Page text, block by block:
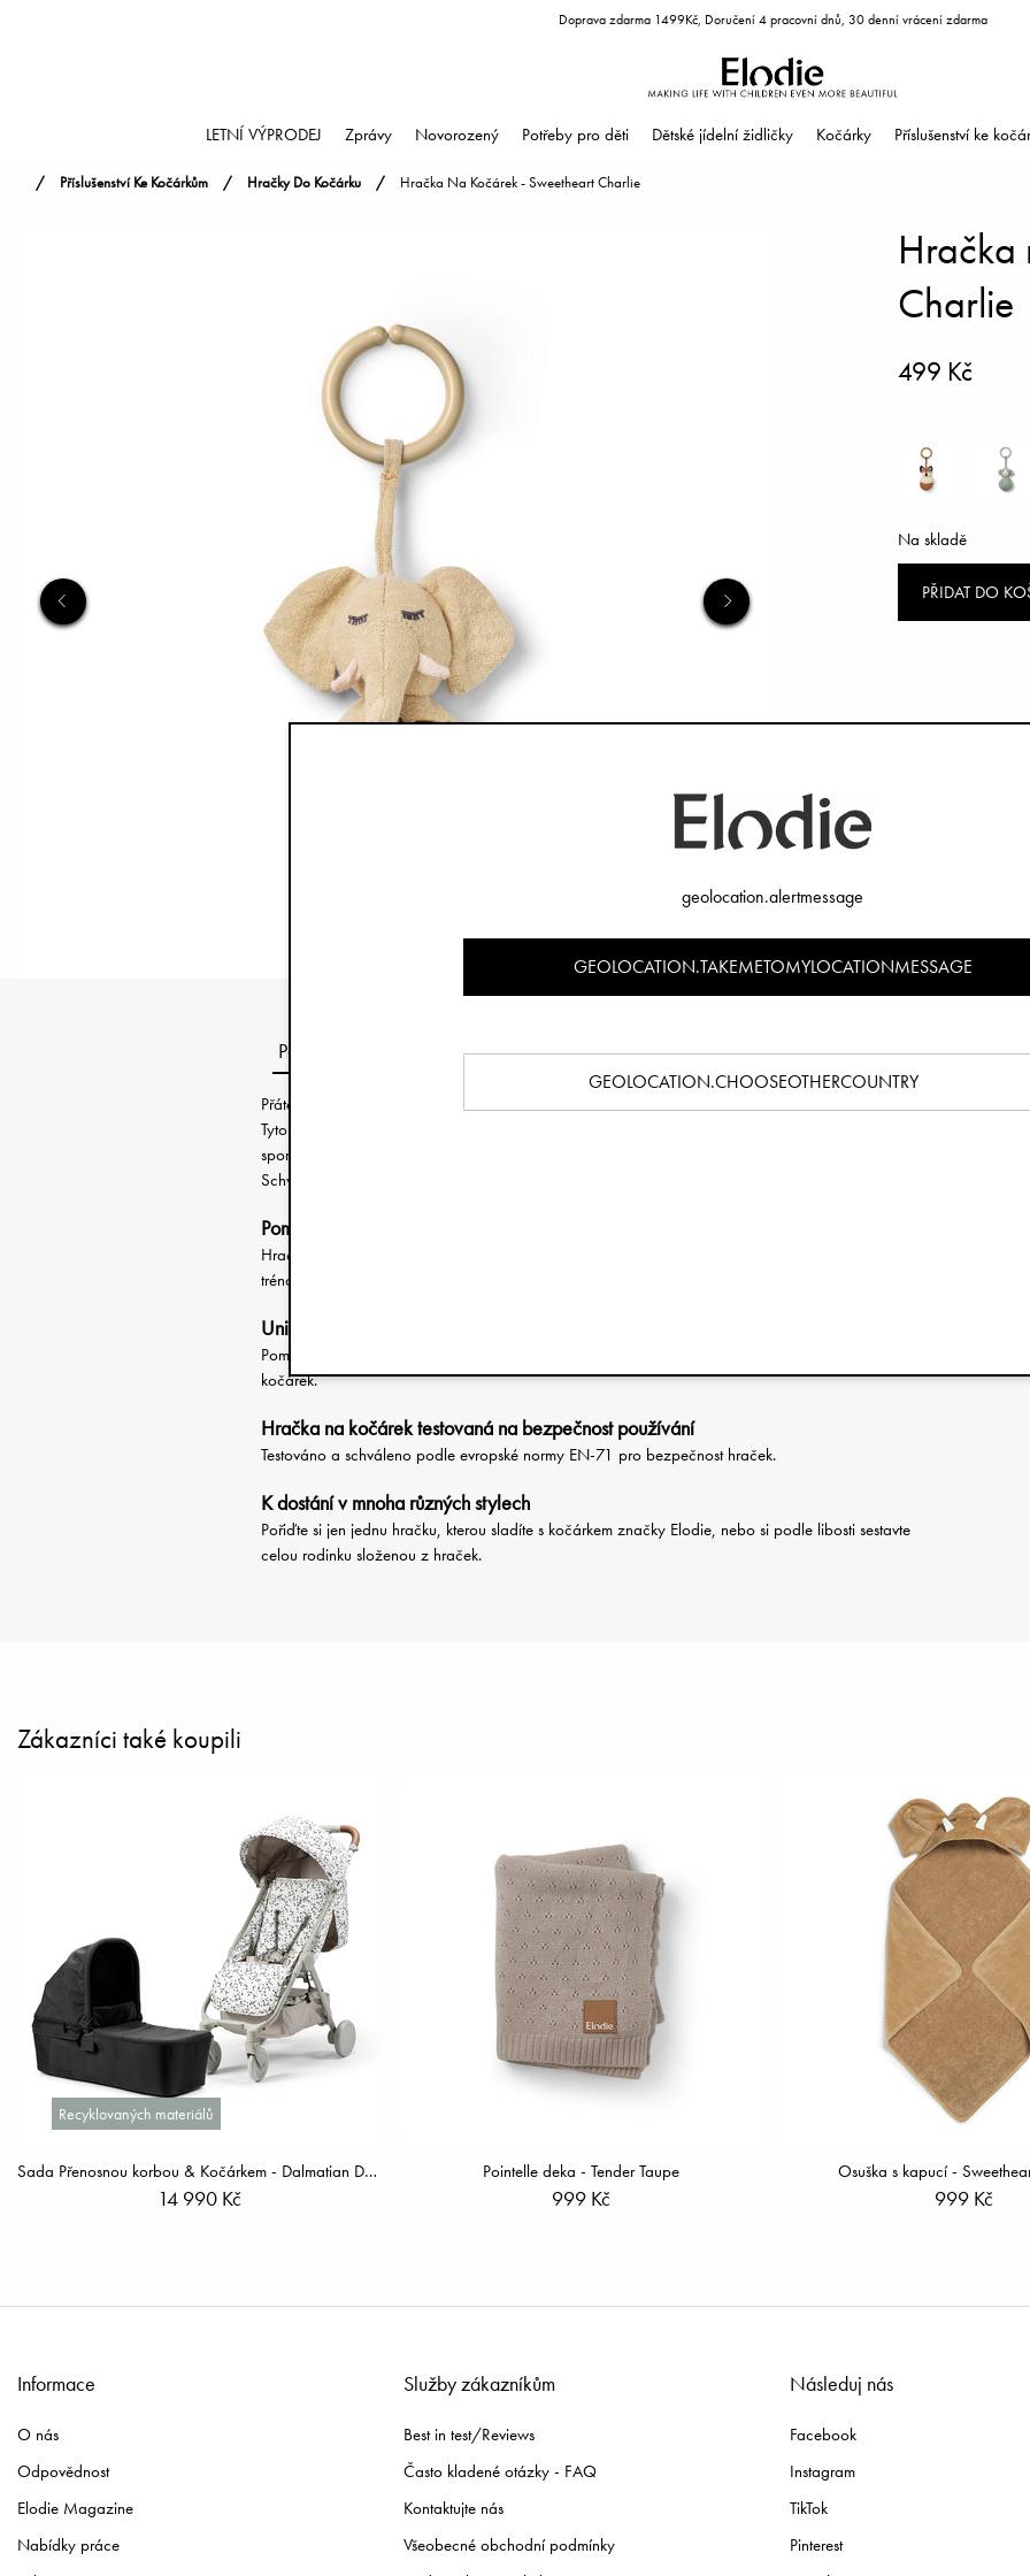
Doprava zdarma 1499Kč, Doručení 4 pracovní dnů, 30 denní vrácení zdarma
LETNÍ VÝPRODEJ Zprávy Novorozený Potřeby pro děti Dětské jídelní židličky Kočárky Příslušenství ke
Příslušenství Ke Kočárkům Hračky Do Kočárku Hračka Na Kočárek - Sweetheart Charlie
Hračka
Charlie
499 Kč
Na skladě
PŘIDAT DO
Popis Specifikace
Přátelská tvář, kterou vaše dítě pozná a která ho uklidní a zabaví kdekoli na cestách.
Tyto měkké a roztomilé hračky na kočárek lze připevnit k boudičce jakéhokoli klasického nebo
sportovního kočárku, k madlu, nebo dokonce k dětské hrací podložce nebo k autosedačce.
Schváleno podle evropské normy EN-71 pro bezpečnost hraček.
Pomáhá rozvíjet koordinaci pohybů rukou s očima
Hračka na kočárek je skvělá k tomu, aby se dítě během jízdy v kočárku mohlo něco naučit a aby se
trénovalo v sahání na předměty a jejich uchopování.
Univerzální velikost
Pomocí rozšiřitelného, samozavíracího upevňovacího kroužku lze hračku připevnit kamkoli na
kočárek.
Hračka na kočárek testovaná na bezpečnost používání
Testováno a schváleno podle evropské normy EN-71 pro bezpečnost hraček.
K dostání v mnoha různých stylech
Pořiďte si jen jednu hračku, kterou sladíte s kočárkem značky Elodie, nebo si podle libosti sestavte
celou rodinku složenou z hraček.
Zákazníci také koupili
Recyklovaných materiálů
Sada Přenosnou korbou & Kočárkem - Dalmatian Dots
14 990 Kč
Pointelle deka - Tender Taupe
999 Kč
Osuška s kapucí -
999 Kč
Informace
O nás
Odpovědnost
Elodie Magazine
Nabídky práce
Služby zákazníkům
Best in test/Reviews
Často kladené otázky - FAQ
Kontaktujte nás
Všeobecné obchodní podmínky
Následuj nás
Facebook
Instagram
TikTok
Pinterest
geolocation.alertmessage
GEOLOCATION.TAKEMETOMYLOCATIONMESSAGE
GEOLOCATION.CHOOSEOTHERCOUNTRY